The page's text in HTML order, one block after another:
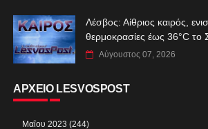
Λέσβος: Αίθριος καιρός,
θερμοκρασίες έως 36°C το
Αύγουστος 07, 2026
ΑΡΧΕΙΟ LESVOSPOST